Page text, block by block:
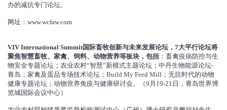
办的减抗专门论坛。
网址： www.wcfaw.com
VIV International Summit国际畜牧创新与未来发展论坛，7大平行论坛将
聚焦智慧畜牧、家禽、饲料、动物营养等板块，包括 ：畜禽疫病防控与生
物安全专题论坛；农业农村“智慧”新模式主题论坛；中丹生物能源论坛-
青岛；家禽及蛋品专场技术论坛；Build My Feed Mill；无抗时代的动物
健康专题论坛；动物营养免疫与健康研讨会。（9月19-21日，青岛世界博
览城国际会议中心）